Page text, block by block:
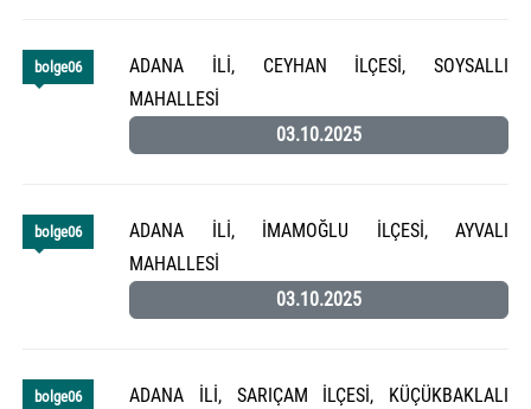
bolge06
ADANA İLİ, CEYHAN İLÇESİ, SOYSALLI
MAHALLESİ
03.10.2025
bolge06
ADANA İLİ, İMAMOĞLU İLÇESİ, AYVALI
MAHALLESİ
03.10.2025
bolge06
ADANA İLİ, SARIÇAM İLÇESİ, KÜÇÜKBAKLALI